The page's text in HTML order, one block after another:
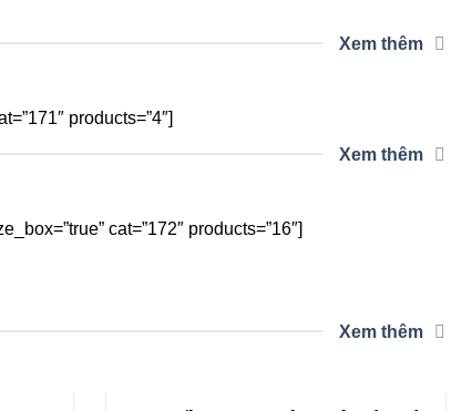
Xem thêm
products=”4″]
Xem thêm
cat=”172″ products=”16″]
Xem thêm